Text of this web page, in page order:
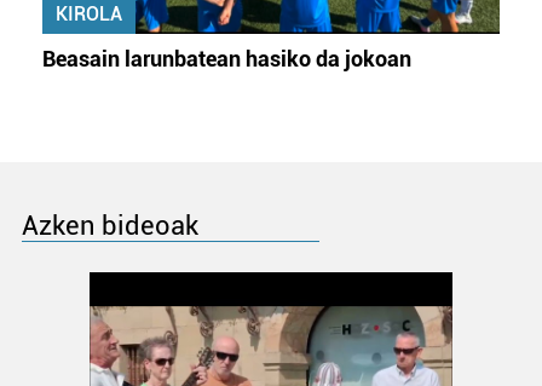
KIROLA
Beasain larunbatean hasiko da jokoan
Azken bideoak